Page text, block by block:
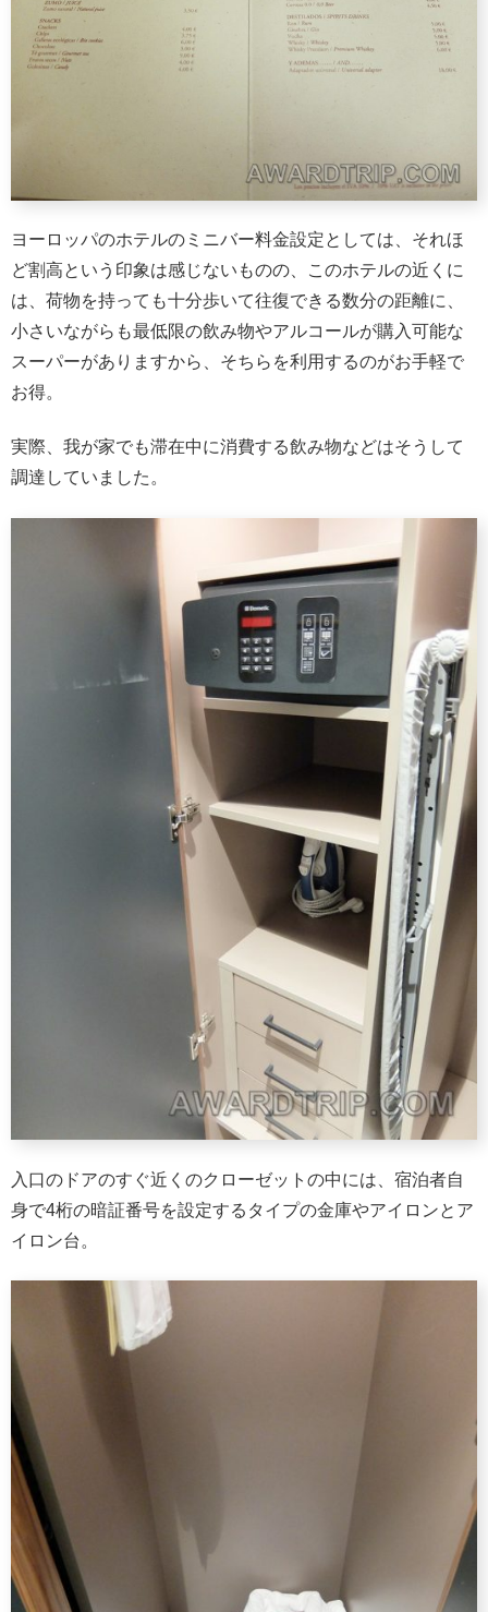
ヨーロッパのホテルのミニバー料金設定としては、それほ
ど割高という印象は感じないものの、このホテルの近くに
は、荷物を持っても十分歩いて往復できる数分の距離に、
小さいながらも最低限の飲み物やアルコールが購入可能な
スーパーがありますから、そちらを利用するのがお手軽で
お得。
実際、我が家でも滞在中に消費する飲み物などはそうして
調達していました。
入口のドアのすぐ近くのクローゼットの中には、宿泊者自
身で4桁の暗証番号を設定するタイプの金庫やアイロンとア
イロン台。